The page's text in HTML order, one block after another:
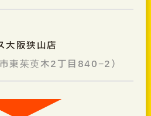
大阪狭山店
東茱萸木2丁目840−2）